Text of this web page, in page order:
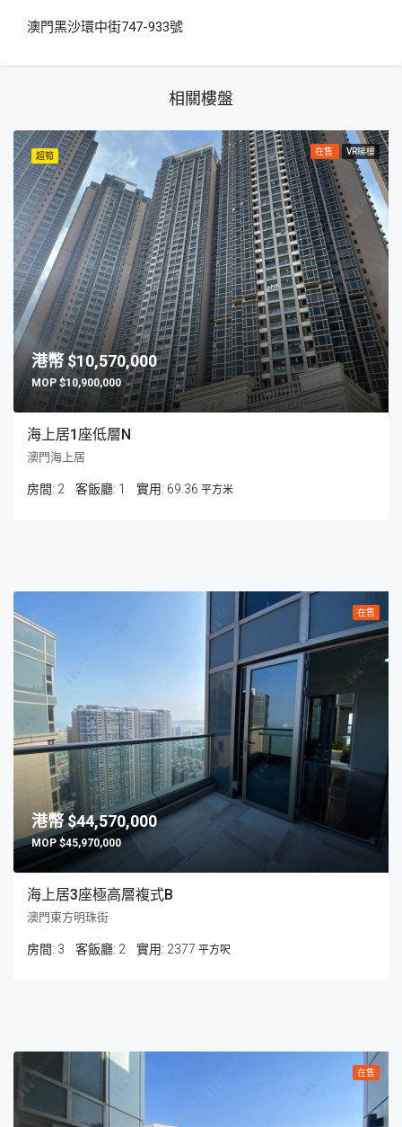
澳門黑沙環中街747-933號
相關樓盤
超筍 在售 VR睇樓
$10,570,000
$10,900,000
海上居1座低層N
澳門海上居
房間: 2 客飯廳: 1 69.36 平方米
在售
$44,570,000
$45,970,000
海上居3座極高層複式B
澳門東方明珠街
房間: 3 客飯廳: 2 2377 平方呎
在售